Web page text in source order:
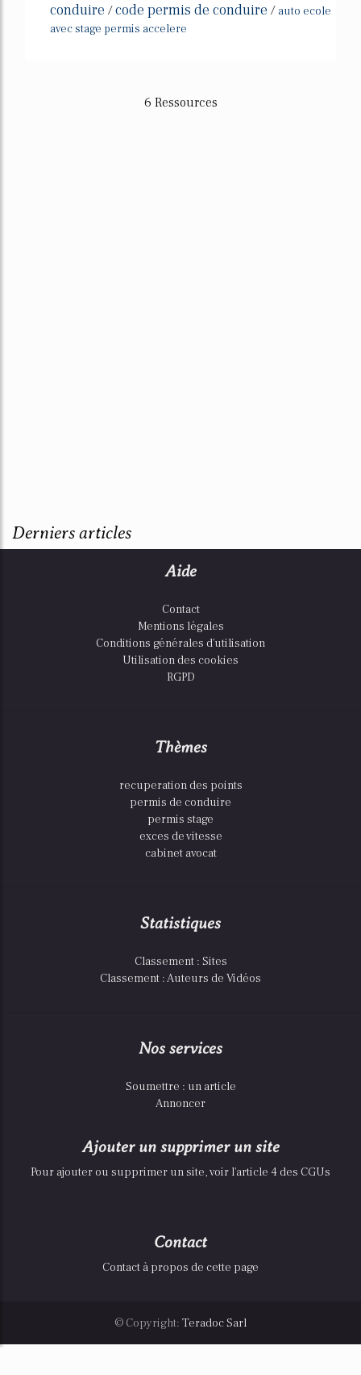
conduire /code permis de conduire / auto ecole
avec stage permis accelere
6 Ressources
Derniers articles
Aide
Contact
Mentions légales
Conditions générales d'utilisation
Utilisation des cookies
RGPD
Thèmes
recuperation des points
permis de conduire
permis stage
exces de vitesse
cabinet avocat
Statistiques
Classement : Sites
Classement : Auteurs de Vidéos
Nos services
Soumettre : un article
Annoncer
Ajouter un supprimer un site
Pour ajouter ou supprimer un site, voir l'article 4 des CGUs
Contact
Contact à propos de cette page
© Copyright: Teradoc Sarl